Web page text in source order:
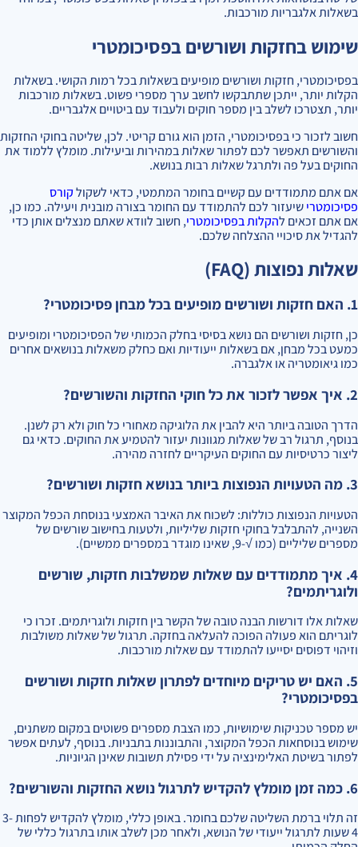
בשאלות אלגבריות מורכבות.
שימוש בחזקות ושורשים בפסיכומטרי
בפסיכומטרי, חזקות ושורשים מופיעים בשאלות בכל רמות הקושי. בשאלות
הקלות יותר, ייתכן שתתבקשו לחשב ערך מספרי פשוט. בשאלות מורכבות
יותר, תצטרכו לשלב בין מספר חוקים ולעבוד עם ביטויים אלגבריים.
חשוב לזכור כי בפסיכומטרי, הזמן הוא גורם קריטי. לכן, שליטה בחוקי החזקות
והשורשים תאפשר לכם לפתור שאלות במהירות וביעילות. מומלץ ללמוד את
החוקים בעל פה ולתרגל שאלות רבות בנושא.
אם אתם מתמודדים עם קשיים בחומר המתמטי, כדאי לשקולקורס
פסיכומטרישיעזור לכם להתמודד עם החומר בצורה מובנית ויעילה. כמו כן,
אם אתם זכאים להקלות בפסיכומטרי, חשוב לוודא שאתם מנצלים אותן כדי
להגדיל את סיכויי ההצלחה שלכם.
שאלות נפוצות (FAQ)
1. האם חזקות ושורשים מופיעים בכל מבחן פסיכומטרי?
כן, חזקות ושורשים הם נושא בסיסי בחלק הכמותי של הפסיכומטרי ומופיעים
כמעט בכל מבחן, אם בשאלות ייעודיות ואם כחלק משאלות בנושאים אחרים
כמו גיאומטריה או אלגברה.
2. איך אפשר לזכור את כל חוקי החזקות והשורשים?
הדרך הטובה ביותר היא להבין את הלוגיקה מאחורי כל חוק ולא רק לשנן.
בנוסף, תרגול רב של שאלות מגוונות יעזור להטמיע את החוקים. כדאי גם
ליצור כרטיסיות עם החוקים העיקריים לחזרה מהירה.
3. מה הטעויות הנפוצות ביותר בנושא חזקות ושורשים?
הטעויות הנפוצות כוללות: לשכוח את האיבר האמצעי בנוסחת הכפל המקוצר
השנייה, להתבלבל בחוקי חזקות שליליות, ולטעות בחישוב שורשים של
מספרים שליליים (כמו √-9, שאינו מוגדר במספרים ממשיים).
4. איך מתמודדים עם שאלות שמשלבות חזקות, שורשים
ולוגריתמים?
שאלות אלו דורשות הבנה טובה של הקשר בין חזקות ולוגריתמים. זכרו כי
לוגריתם הוא פעולה הפוכה להעלאה בחזקה. תרגול של שאלות משולבות
וזיהוי דפוסים יסייעו להתמודד עם שאלות מורכבות.
5. האם יש טריקים מיוחדים לפתרון שאלות חזקות ושורשים
בפסיכומטרי?
יש מספר טכניקות שימושיות, כמו הצבת מספרים פשוטים במקום משתנים,
שימוש בנוסחאות הכפל המקוצר, והתבוננות בתבניות. בנוסף, לעתים אפשר
לפתור בשיטת האלימינציה על ידי פסילת תשובות שאינן הגיוניות.
6. כמה זמן מומלץ להקדיש לתרגול נושא החזקות והשורשים?
זה תלוי ברמת השליטה שלכם בחומר. באופן כללי, מומלץ להקדיש לפחות 3-
4 שעות לתרגול ייעודי של הנושא, ולאחר מכן לשלב אותו בתרגול כללי של